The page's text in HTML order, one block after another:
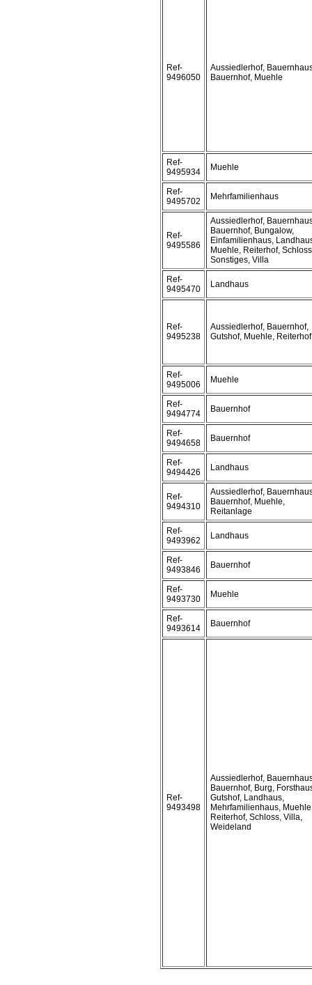
Ref-
9496050
Aussiedlerhof,
Bauernhof, Muehle
Ref-
9495934
Muehle
Ref-
9495702
Mehrfamilienhaus
Ref-
9495586
Aussiedlerhof,
Bauernhof, Bungalow,
Einfamilienhaus,
Muehle, Reiterhof,
Sonstiges, Villa
Ref-
9495470
Landhaus
Ref-
9495238
Aussiedlerhof, Bauernhof,
Gutshof, Muehle, Reiterhof
Ref-
9495006
Muehle
Ref-
9494774
Bauernhof
Ref-
9494658
Bauernhof
Ref-
9494426
Landhaus
Ref-
9494310
Aussiedlerhof,
Bauernhof, Muehle,
Reitanlage
Ref-
9493962
Landhaus
Ref-
9493846
Bauernhof
Ref-
9493730
Muehle
Ref-
9493614
Bauernhof
Ref-
9493498
Aussiedlerhof,
Bauernhof, Burg,
Gutshof, Landhaus,
Mehrfamilienhaus,
Reiterhof, Schloss, Villa,
Weideland